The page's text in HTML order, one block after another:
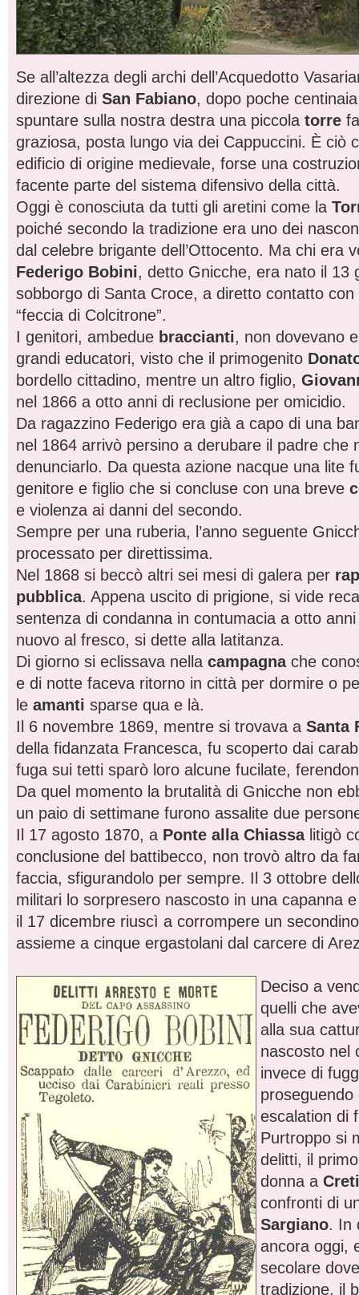
Se all’altezza degli archi dell’Acquedotto
direzione di San Fabiano, dopo poche
spuntare sulla nostra destra una piccola torre
graziosa, posta lungo via dei Cappuccini. È ciò
edificio di origine medievale, forse una
facente parte del sistema difensivo della città.
Oggi è conosciuta da tutti gli aretini come la
poiché secondo la tradizione era uno dei
dal celebre brigante dell’Ottocento. Ma chi era
Federigo Bobini, detto Gnicche, era nato il 13
sobborgo di Santa Croce, a diretto contatto con
“feccia di Colcitrone”.
I genitori, ambedue braccianti, non dovevano
grandi educatori, visto che il primogenito
bordello cittadino, mentre un altro figlio,
nel 1866 a otto anni di reclusione per omicidio.
Da ragazzino Federigo era già a capo di una
nel 1864 arrivò persino a derubare il padre che
denunciarlo. Da questa azione nacque una lite
genitore e figlio che si concluse con una breve
e violenza ai danni del secondo.
Sempre per una ruberia, l’anno seguente
processato per direttissima.
Nel 1868 si beccò altri sei mesi di galera per
pubblica. Appena uscito di prigione, si vide
sentenza di condanna in contumacia a otto
nuovo al fresco, si dette alla latitanza.
Di giorno si eclissava nella campagnache
e di notte faceva ritorno in città per dormire o
le amanti sparse qua e là.
Il 6 novembre 1869, mentre si trovava a Santa
della fidanzata Francesca, fu scoperto dai
fuga sui tetti sparò loro alcune fucilate,
Da quel momento la brutalità di Gnicche non
un paio di settimane furono assalite due
Il 17 agosto 1870, a Ponte alla Chiassalitigò
conclusione del battibecco, non trovò altro da
faccia, sfigurandolo per sempre. Il 3 ottobre
militari lo sorpresero nascosto in una capanna
il 17 dicembre riuscì a corrompere un
assieme a cinque ergastolani dal carcere di
Deciso a
quelli che
alla sua
nascosto nel
invece di
proseguendo
escalation di
Purtroppo si
delitti, il
donna a Creti
confronti di
Sargiano. In
ancora oggi,
secolare
tradizione, il